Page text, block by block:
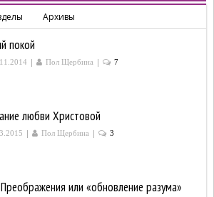
Архивы
покой
| Пол Щербина | 7
любви Христовой
| Пол Щербина | 3
или «обновление разума»